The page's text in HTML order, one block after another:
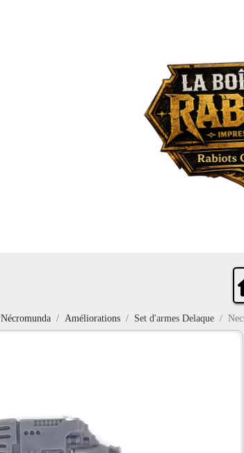
Nécromunda Améliorations Set d'armes Delaque